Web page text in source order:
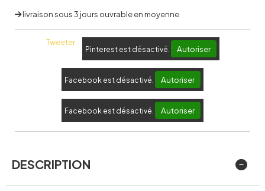
livraison sous 3 jours ouvrable en moyenne
Tweeter
Pinterest est désactivé. Autoriser
Facebook est désactivé. Autoriser
Facebook est désactivé. Autoriser
DESCRIPTION